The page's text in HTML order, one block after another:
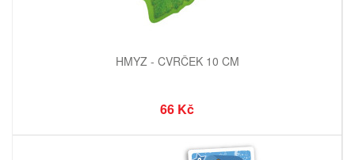
HMYZ - CVRČEK 10 CM
66 Kč